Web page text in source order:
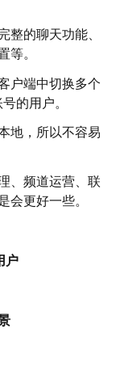
整的聊天功能、
等。
户端中切换多个
的用户。
地，所以不容易
、频道运营、联
会更好一些。
户